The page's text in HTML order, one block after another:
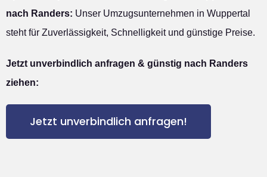
nach Randers: Unser Umzugsunternehmen in Wuppertal
steht für Zuverlässigkeit, Schnelligkeit und günstige Preise.
Jetzt unverbindlich anfragen & günstig nach Randers
ziehen:
Jetzt unverbindlich anfragen!